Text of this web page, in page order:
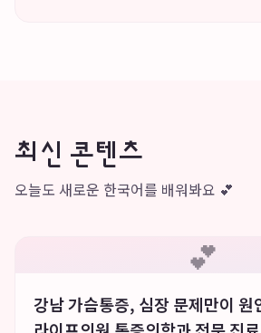
최신 콘텐츠
오늘도 새로운 한국어를 배워봐요 💕
💕
강남 가슴통증, 심장 문제만이 원